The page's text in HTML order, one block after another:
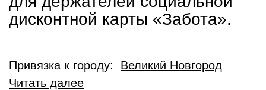
дисконтной карты «Забота».
Привязка к городу: Великий Новгород
Читать далее